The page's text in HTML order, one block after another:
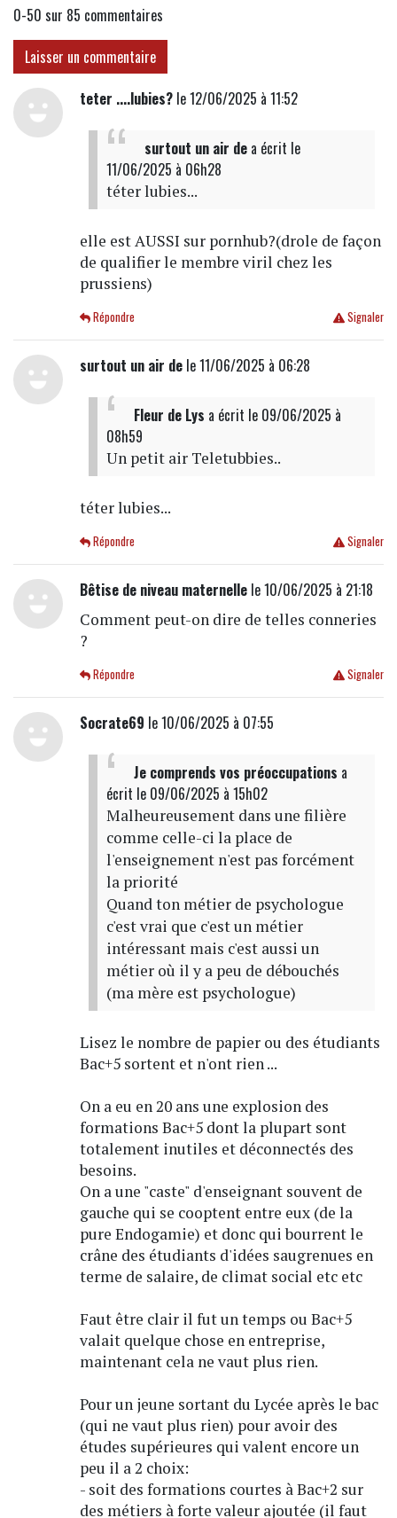
0-50 sur 85 commentaires
Laisser un commentaire
teter ....lubies?le 12/06/2025 à 11:52
surtout un air dea écrit le
11/06/2025 à 06h28
téter lubies...
elle est AUSSI sur pornhub?(drole de façon
de qualifier le membre viril chez les
prussiens)
Signaler
Répondre
surtout un air dele 11/06/2025 à 06:28
Fleur de Lys a écrit le 09/06/2025 à
08h59
Un petit air Teletubbies..
téter lubies...
Signaler
Répondre
Bêtise de niveau maternellele 10/06/2025 à 21:18
Comment peut-on dire de telles conneries
?
Signaler
Répondre
Socrate69 le 10/06/2025 à 07:55
Je comprends vos préoccupations a
écrit le 09/06/2025 à 15h02
Malheureusement dans une filière
comme celle-ci la place de
l'enseignement n'est pas forcément
la priorité
Quand ton métier de psychologue
c'est vrai que c'est un métier
intéressant mais c'est aussi un
métier où il y a peu de débouchés
(ma mère est psychologue)
Lisez le nombre de papier ou des étudiants
Bac+5 sortent et n'ont rien ...
On a eu en 20 ans une explosion des
formations Bac+5 dont la plupart sont
totalement inutiles et déconnectés des
besoins.
On a une "caste" d'enseignant souvent de
gauche qui se cooptent entre eux (de la
pure Endogamie) et donc qui bourrent le
crâne des étudiants d'idées saugrenues en
terme de salaire, de climat social etc etc
Faut être clair il fut un temps ou Bac+5
valait quelque chose en entreprise,
maintenant cela ne vaut plus rien.
Pour un jeune sortant du Lycée après le bac
(qui ne vaut plus rien) pour avoir des
études supérieures qui valent encore un
peu il a 2 choix:
- soit des formations courtes à Bac+2 sur
des métiers à forte valeur ajoutée (il faut